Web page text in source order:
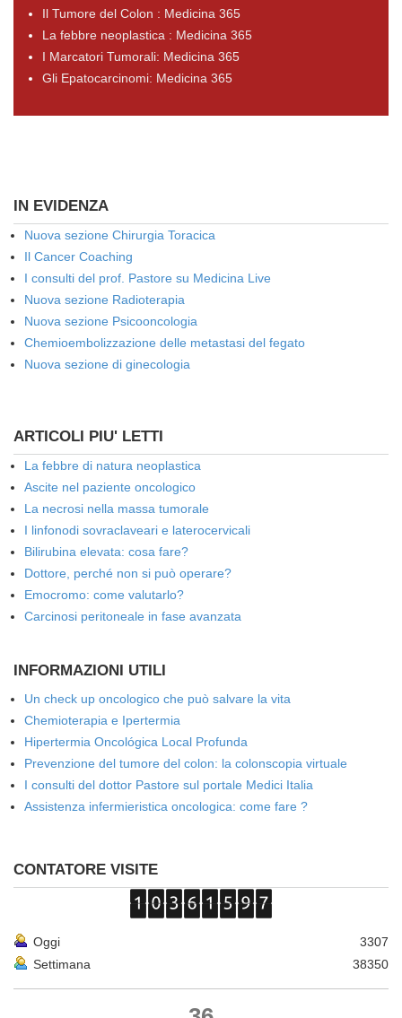
Il Tumore del Colon : Medicina 365
La febbre neoplastica : Medicina 365
I Marcatori Tumorali: Medicina 365
Gli Epatocarcinomi: Medicina 365
IN EVIDENZA
Nuova sezione Chirurgia Toracica
Il Cancer Coaching
I consulti del prof. Pastore su Medicina Live
Nuova sezione Radioterapia
Nuova sezione Psicooncologia
Chemioembolizzazione delle metastasi del fegato
Nuova sezione di ginecologia
ARTICOLI PIU' LETTI
La febbre di natura neoplastica
Ascite nel paziente oncologico
La necrosi nella massa tumorale
I linfonodi sovraclaveari e laterocervicali
Bilirubina elevata: cosa fare?
Dottore, perché non si può operare?
Emocromo: come valutarlo?
Carcinosi peritoneale in fase avanzata
INFORMAZIONI UTILI
Un check up oncologico che può salvare la vita
Chemioterapia e Ipertermia
Hipertermia Oncológica Local Profunda
Prevenzione del tumore del colon: la colonscopia virtuale
I consulti del dottor Pastore sul portale Medici Italia
Assistenza infermieristica oncologica: come fare ?
CONTATORE VISITE
Oggi
3307
Settimana
38350